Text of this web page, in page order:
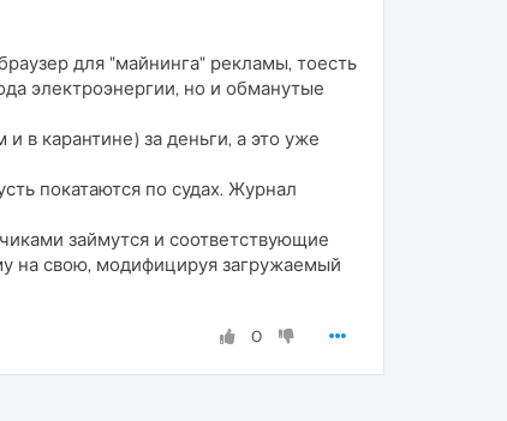
для "майнинга" рекламы, тоесть
электроэнергии, но и обманутые
в карантине) за деньги, а это уже
покатаются по судах. Журнал
займутся и соответствующие
на свою, модифицируя загружаемый
0